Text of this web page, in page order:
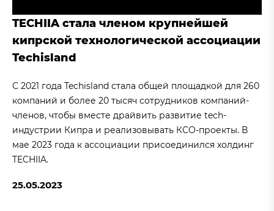
TECHIIA стала членом крупнейшей
кипрской технологической ассоциации
Techisland
С 2021 года Techisland стала общей площадкой для 260
компаний и более 20 тысяч сотрудников компаний-
членов, чтобы вместе драйвить развитие tech-
индустрии Кипра и реализовывать КСО-проекты. В
мае 2023 года к ассоциации присоединился холдинг
TECHIIA.
25.05.2023